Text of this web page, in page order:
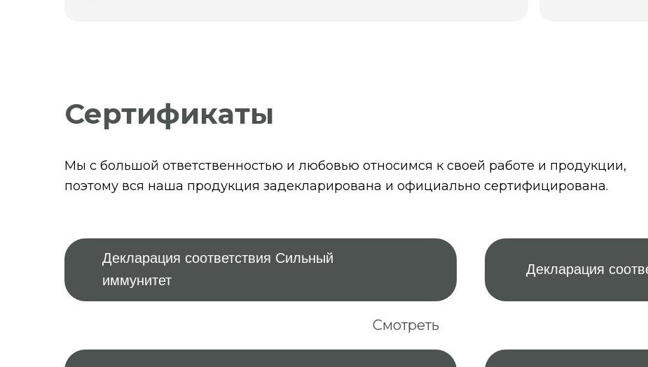
Декларация соответствия Сильный
иммунитет
Смотреть
Мы с большой ответственностью и любовью относимся к своей работе и продукции,
поэтому вся наша продукция задекларирована и официально сертифицирована.
Декларация
Сертификаты